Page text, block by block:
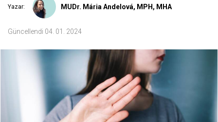
Yazar: MUDr. Mária Andelová, MPH, MHA
Güncellendi 04. 01. 2024